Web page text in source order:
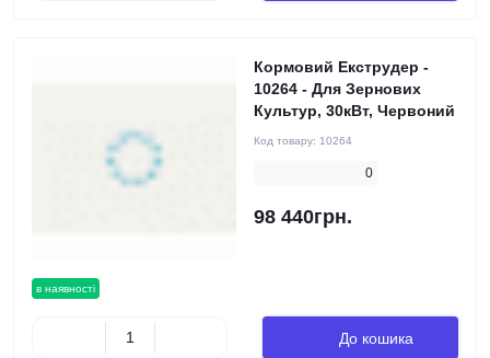
в наявності
Кормовий Екструдер -
10264 - Для Зернових
Культур, 30кВт, Червоний
Код товару: 10264
0
98 440грн.
До кошика